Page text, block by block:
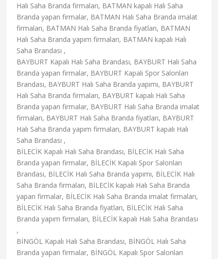
Halı Saha Branda firmaları, BATMAN kapalı Halı Saha
Branda yapan firmalar, BATMAN Halı Saha Branda imalat
firmaları, BATMAN Halı Saha Branda fiyatları, BATMAN
Halı Saha Branda yapım firmaları, BATMAN kapalı Halı
Saha Brandası ,
BAYBURT Kapalı Halı Saha Brandası, BAYBURT Halı Saha
Branda yapan firmalar, BAYBURT Kapalı Spor Salonları
Brandası, BAYBURT Halı Saha Branda yapımı, BAYBURT
Halı Saha Branda firmaları, BAYBURT kapalı Halı Saha
Branda yapan firmalar, BAYBURT Halı Saha Branda imalat
firmaları, BAYBURT Halı Saha Branda fiyatları, BAYBURT
Halı Saha Branda yapım firmaları, BAYBURT kapalı Halı
Saha Brandası ,
BİLECİK Kapalı Halı Saha Brandası, BİLECİK Halı Saha
Branda yapan firmalar, BİLECİK Kapalı Spor Salonları
Brandası, BİLECİK Halı Saha Branda yapımı, BİLECİK Halı
Saha Branda firmaları, BİLECİK kapalı Halı Saha Branda
yapan firmalar, BİLECİK Halı Saha Branda imalat firmaları,
BİLECİK Halı Saha Branda fiyatları, BİLECİK Halı Saha
Branda yapım firmaları, BİLECİK kapalı Halı Saha Brandası
,
BİNGÖL Kapalı Halı Saha Brandası, BİNGÖL Halı Saha
Branda yapan firmalar, BİNGÖL Kapalı Spor Salonları